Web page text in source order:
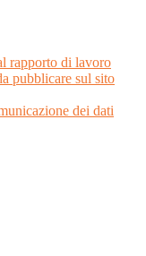
rapporto di lavoro
pubblicare sul sito
dei dati